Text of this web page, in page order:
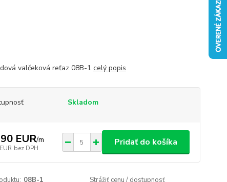
valčeková reťaz 08B-1 celý popis
Skladom
EUR/m
bez DPH
Pridať do košíka
08B-1 Strážiť cenu / dostupnosť